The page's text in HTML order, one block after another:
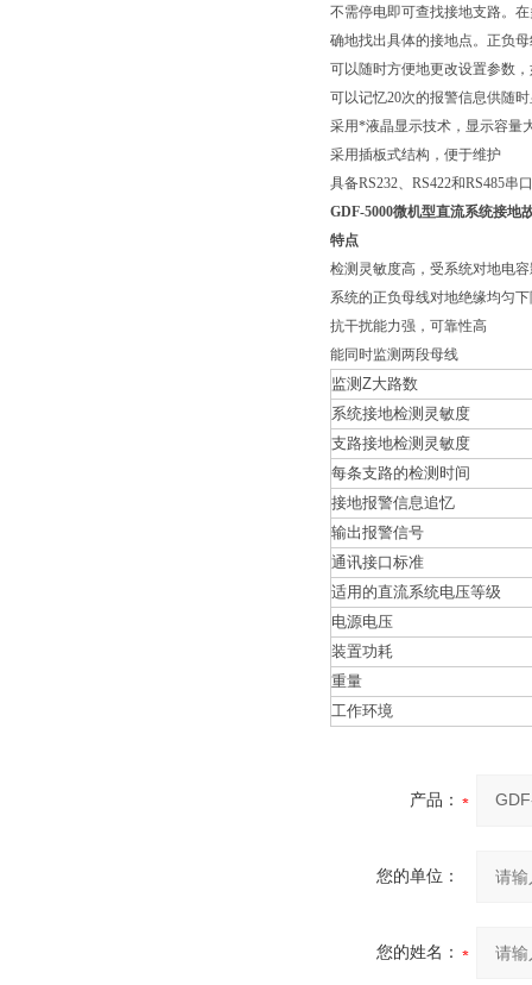
不需停电即可查找接地支路。
确地找出具体的接地点。正负
可以随时方便地更改设置参数
可以记忆20次的报警信息供随
采用*液晶显示技术，显示容量
采用插板式结构，便于维护
具备RS232、RS422和RS485
GDF-5000微机型直流系统接地
特点
检测灵敏度高，受系统对地电
系统的正负母线对地绝缘均匀
抗干扰能力强，可靠性高
能同时监测两段母线
监测Z大路数
系统接地检测灵敏度
支路接地检测灵敏度
每条支路的检测时间
接地报警信息追忆
输出报警信号
通讯接口标准
适用的直流系统电压等级
电源电压
装置功耗
重量
工作环境
产品：
您的单位：
您的姓名：